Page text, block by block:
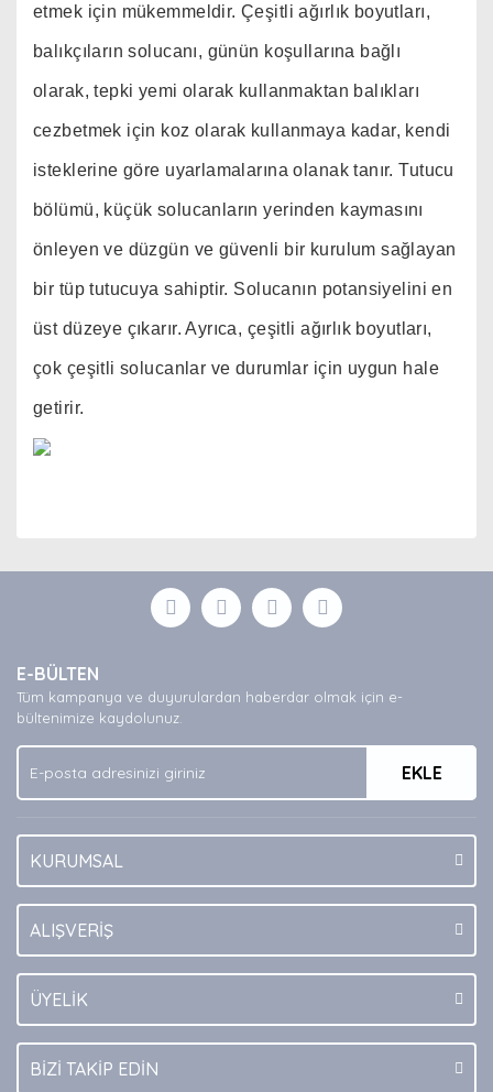
etmek için mükemmeldir. Çeşitli ağırlık boyutları,
balıkçıların solucanı, günün koşullarına bağlı
olarak, tepki yemi olarak kullanmaktan balıkları
cezbetmek için koz olarak kullanmaya kadar, kendi
isteklerine göre uyarlamalarına olanak tanır. Tutucu
bölümü, küçük solucanların yerinden kaymasını
önleyen ve düzgün ve güvenli bir kurulum sağlayan
bir tüp tutucuya sahiptir. Solucanın potansiyelini en
üst düzeye çıkarır. Ayrıca, çeşitli ağırlık boyutları,
çok çeşitli solucanlar ve durumlar için uygun hale
getirir.
Yorum Yaz
formunu kullanarak tarafımıza iletebilirsiniz.
Görüş ve önerileriniz için teşekkür ederiz.
Ürün açıklamasında eksik bilgiler bulunuyor.
Ürün bilgilerinde hatalar bulunuyor.
Bu ürüne benzer farklı alternatifler olmalı.
E-BÜLTEN
Tüm kampanya ve duyurulardan haberdar olmak için e-
bültenimize kaydolunuz.
EKLE
KURUMSAL
ALIŞVERİŞ
ÜYELİK
BİZİ TAKİP EDİN